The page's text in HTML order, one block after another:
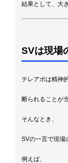
結果として、大
SVは現場
テレアポは精神
断られることが
そんなとき、
SVの一言で現場
例えば、